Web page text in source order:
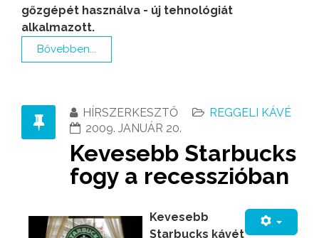
gőzgépét használva - új tehnológiát
alkalmazott.
Bővebben...
HÍRSZERKESZTŐ
REGGELI KÁVÉ
2009. JANUÁR 20.
Kevesebb Starbucks
fogy a recesszióban
Kevesebb
Starbucks kávét